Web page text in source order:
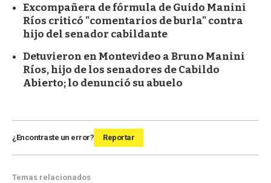
Excompañera de fórmula de Guido Manini
Ríos criticó "comentarios de burla" contra
hijo del senador cabildante
Detuvieron en Montevideo a Bruno Manini
Ríos, hijo de los senadores de Cabildo
Abierto; lo denunció su abuelo
¿Encontraste un error? Reportar
Temas relacionados